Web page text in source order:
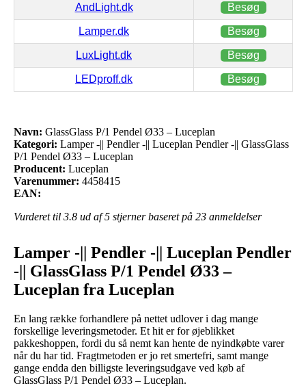
AndLight.dk Besøg
Lamper.dk Besøg
LuxLight.dk Besøg
LEDproff.dk Besøg
Navn: GlassGlass P/1 Pendel Ø33 – Luceplan
Kategori: Lamper -|| Pendler -|| Luceplan Pendler -|| GlassGlass
P/1 Pendel Ø33 – Luceplan
Producent: Luceplan
Varenummer: 4458415
EAN:
Vurderet til 3.8 ud af 5 stjerner baseret på 23 anmeldelser
Lamper -|| Pendler -|| Luceplan Pendler
-|| GlassGlass P/1 Pendel Ø33 –
Luceplan fra Luceplan
En lang række forhandlere på nettet udlover i dag mange
forskellige leveringsmetoder. Et hit er for øjeblikket
pakkeshoppen, fordi du så nemt kan hente de nyindkøbte varer
når du har tid. Fragtmetoden er jo ret smertefri, samt mange
gange endda den billigste leveringsudgave ved køb af
GlassGlass P/1 Pendel Ø33 – Luceplan.